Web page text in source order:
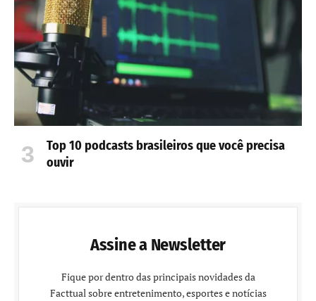
Top 10 podcasts brasileiros que você precisa
ouvir
Assine a Newsletter
Fique por dentro das principais novidades da
Facttual sobre entretenimento, esportes e notícias